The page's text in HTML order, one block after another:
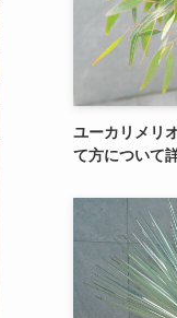
ユーカリメリ
て方について